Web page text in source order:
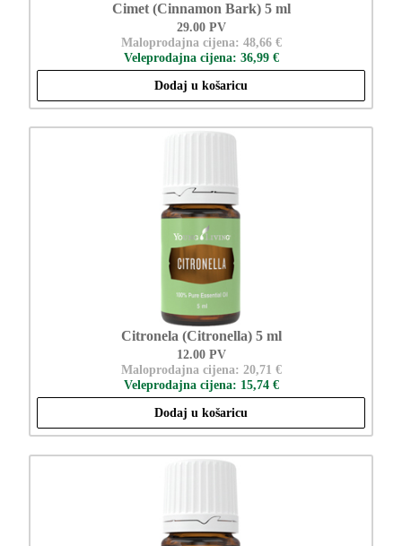
Cimet (Cinnamon Bark) 5 ml
29.00 PV
Maloprodajna cijena: 48,66 €
Veleprodajna cijena: 36,99 €
Dodaj u košaricu
Citronela (Citronella) 5 ml
12.00 PV
Maloprodajna cijena: 20,71 €
Veleprodajna cijena: 15,74 €
Dodaj u košaricu